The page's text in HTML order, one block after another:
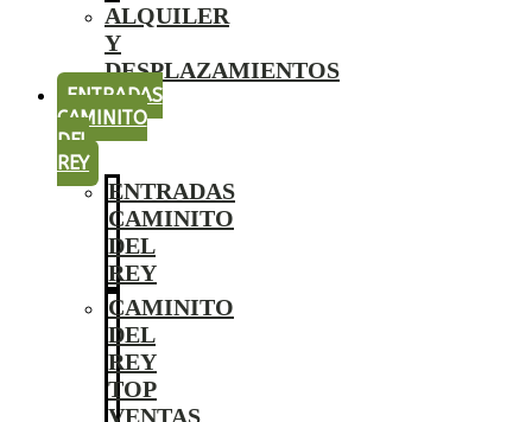
ALQUILER
Y
DESPLAZAMIENTOS
ENTRADAS
CAMINITO
DEL
REY
ENTRADAS
CAMINITO
DEL
REY
CAMINITO
DEL
REY
TOP
VENTAS